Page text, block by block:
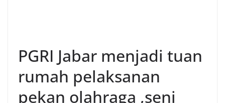
PGRI Jabar menjadi tuan
rumah pelaksanan
pekan olahraga ,seni